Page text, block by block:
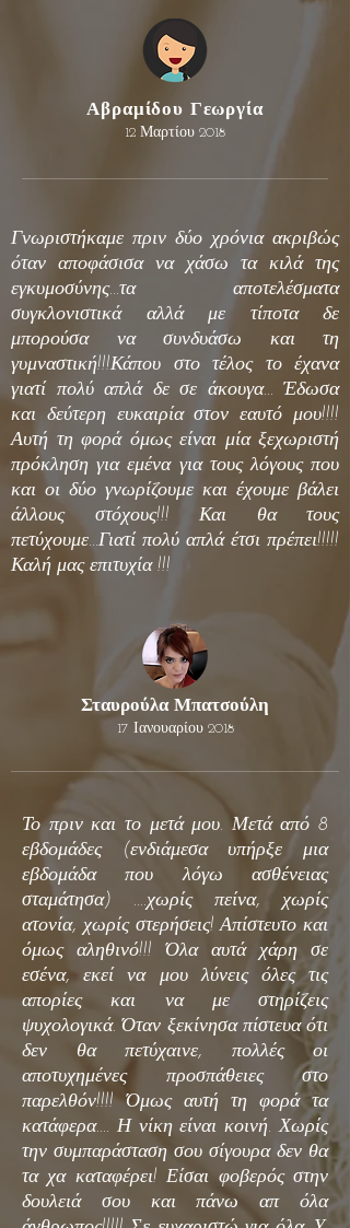
Το πριν και το μετά μου. Μετά από 8
εβδομάδες (ενδιάμεσα υπήρξε μια
εβδομάδα που λόγω ασθένειας
σταμάτησα) ....χωρίς πείνα, χωρίς
ατονία, χωρίς στερήσεις! Απίστευτο και
όμως αληθινό!!! Όλα αυτά χάρη σε
εσένα, εκεί να μου λύνεις όλες τις
απορίες και να με στηρίζεις
ψυχολογικά. Όταν ξεκίνησα πίστευα ότι
δεν θα πετύχαινε, πολλές οι
αποτυχημένες προσπάθειες στο
παρελθόν!!!! Όμως αυτή τη φορά τα
κατάφερα.... Η νίκη είναι κοινή. Χωρίς
την συμπαράσταση σου σίγουρα δεν θα
τα χα καταφέρει! Είσαι φοβερός στην
δουλειά σου και πάνω απ όλα
Αβραμίδου Γεωργία
12 Μαρτίου 2018
Γνωριστήκαμε πριν δύο χρόνια ακριβώς
όταν αποφάσισα να χάσω τα κιλά της
εγκυμοσύνης...τα αποτελέσματα
συγκλονιστικά αλλά με τίποτα δε
μπορούσα να συνδυάσω και τη
γυμναστική!!!Κάπου στο τέλος το έχανα
γιατί πολύ απλά δε σε άκουγα... Έδωσα
και δεύτερη ευκαιρία στον εαυτό μου!!!!
Αυτή τη φορά όμως είναι μία ξεχωριστή
πρόκληση για εμένα για τους λόγους που
και οι δύο γνωρίζουμε και έχουμε βάλει
άλλους στόχους!!! Και θα τους
πετύχουμε...Γιατί πολύ απλά έτσι πρέπει!!!!!
Καλή μας επιτυχία !!!
Σταυρούλα Μπατσούλη
17 Ιανουαρίου 2018